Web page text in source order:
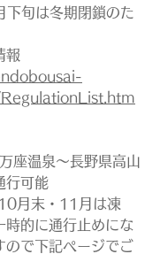
旬は冬期閉鎖のた
報
座温泉～長野県高山
行可能
月末・11月は凍
時的に通行止めにな
ので下記ページでご